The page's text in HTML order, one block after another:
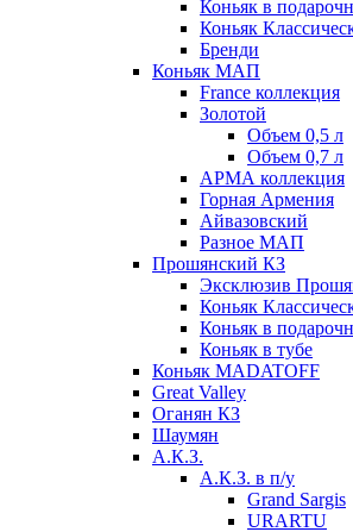
Коньяк в
Коньяк
Бренди
Коньяк МАП
France коллекция
Золотой
Объем 0,5 л
Объем 0,7 л
АРМА коллекция
Горная Армения
Айвазовский
Разное МАП
Прошянский КЗ
Эксклюзив
Коньяк
Коньяк в
Коньяк в тубе
Коньяк MADATOFF
Great Valley
Оганян КЗ
Шаумян
А.К.З.
А.К.З. в п/у
Grand Sargis
URARTU